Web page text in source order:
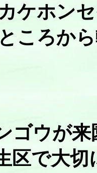
ケホン
ころか
ゴウが
区で大